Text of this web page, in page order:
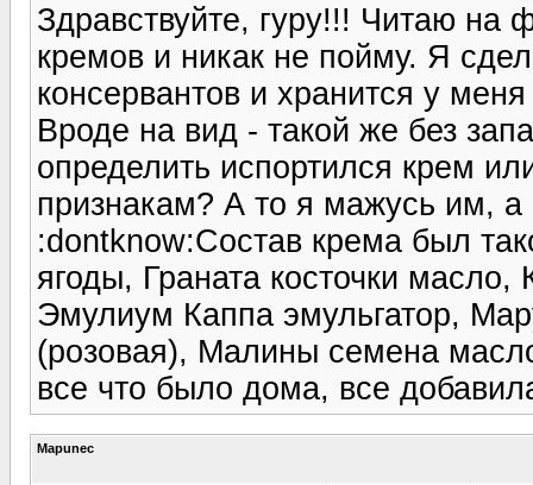
Здравствуйте, гуру!!! Читаю на
кремов и никак не пойму. Я
консервантов и хранится у
Вроде на вид - такой же без
определить испортился крем
признакам? А то я мажусь им,
:dontknow:Состав крема был
ягоды, Граната косточки
Эмулиум Каппа эмульгатор,
(розовая), Малины семена
все что было дома, все
Mapunec